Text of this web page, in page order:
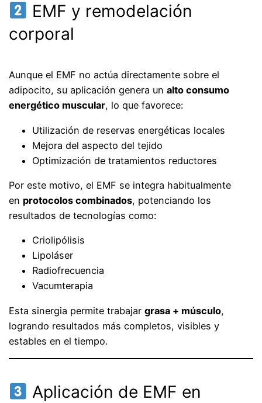
EMF y remodelación
corporal
Aunque el EMF no actúa directamente sobre el
adipocito, su aplicación genera unalto consumo
energético muscular, lo que favorece:
Utilización de reservas energéticas locales
Mejora del aspecto del tejido
Optimización de tratamientos reductores
Por este motivo, el EMF se integra habitualmente
en protocolos combinados, potenciando los
resultados de tecnologías como:
Criolipólisis
Lipoláser
Radiofrecuencia
Vacumterapia
Esta sinergia permite trabajargrasa + músculo,
logrando resultados más completos, visibles y
estables en el tiempo.
Aplicación de EMF en